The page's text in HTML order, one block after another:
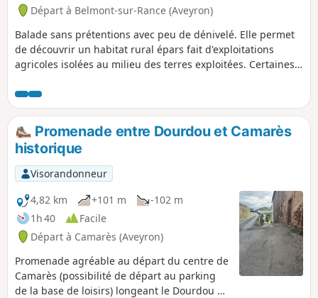
Départ à Belmont-sur-Rance (Aveyron)
Balade sans prétentions avec peu de dénivelé. Elle permet
de découvrir un habitat rural épars fait d'exploitations
agricoles isolées au milieu des terres exploitées. Certaines
par des exploitants agricoles.
Promenade entre Dourdou et Camarès
historique
Visorandonneur
4,82 km
+101 m
-102 m
1h 40
Facile
Départ à Camarès (Aveyron)
Promenade agréable au départ du centre de
Camarès (possibilité de départ au parking
de la base de loisirs) longeant le Dourdou et